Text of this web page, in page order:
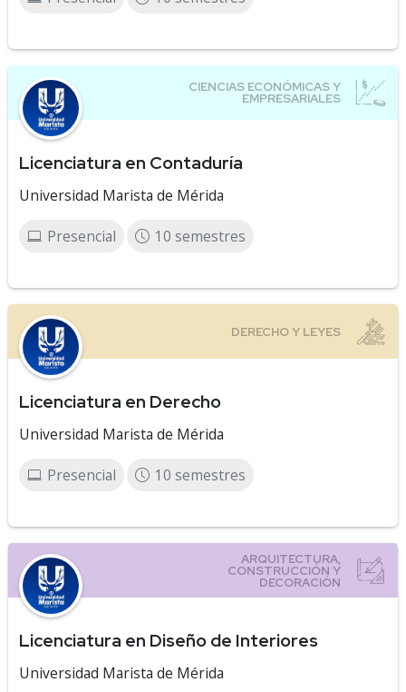
Licenciatura en Contaduría
Universidad Marista de Mérida
Presencial 10 semestres
Licenciatura en Derecho
Universidad Marista de Mérida
Presencial 10 semestres
Licenciatura en Diseño de Interiores
Universidad Marista de Mérida